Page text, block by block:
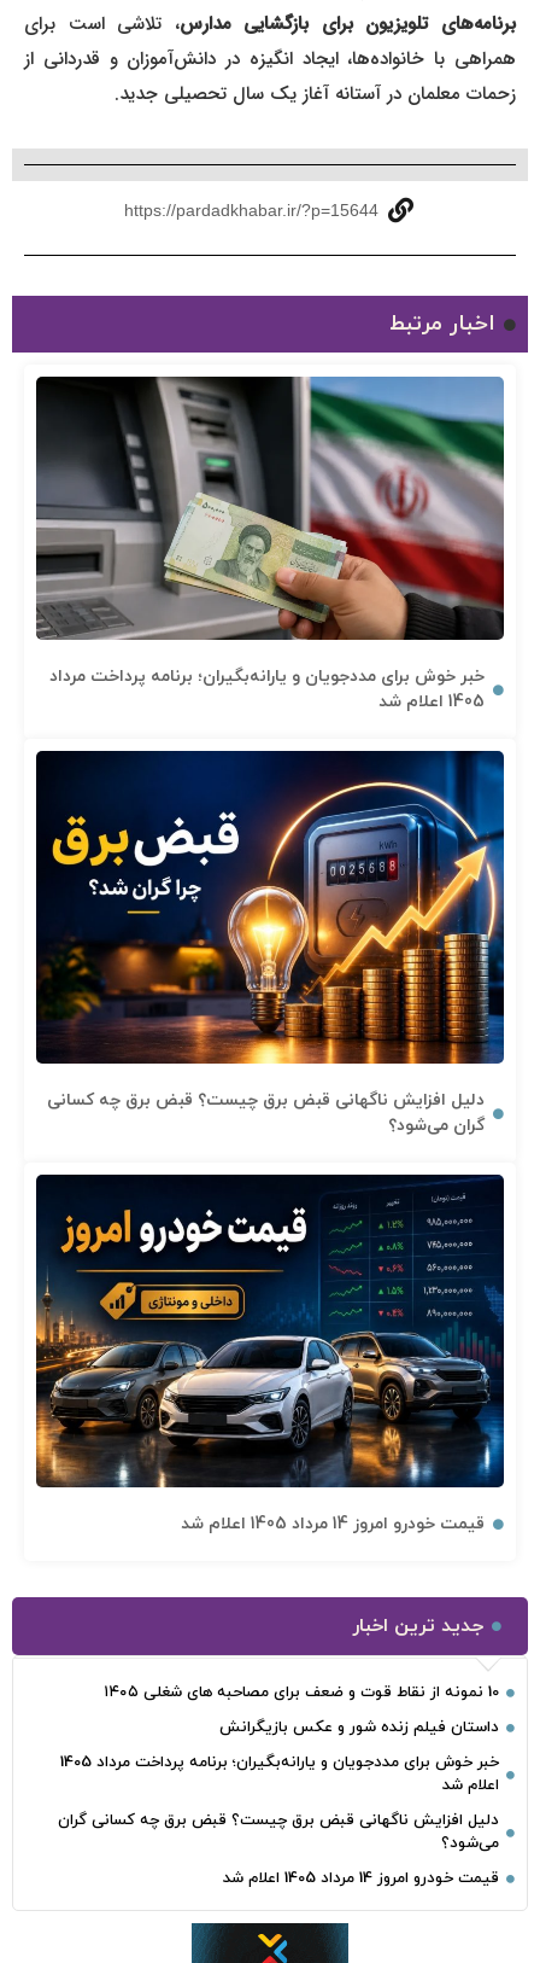
برنامه‌های تلویزیون برای بازگشایی مدارس، تلاشی است برای
همراهی با خانواده‌ها، ایجاد انگیزه در دانش‌آموزان و قدردانی از
زحمات معلمان در آستانه آغاز یک سال تحصیلی جدید.
https://pardadkhabar.ir/?p=15644
اخبار مرتبط
خبر خوش برای مددجویان و یارانه‌بگیران؛ برنامه پرداخت مرداد
1405 اعلام شد
دلیل افزایش ناگهانی قبض برق چیست؟ قبض برق چه کسانی
گران می‌شود؟
قیمت خودرو امروز 14 مرداد 1405 اعلام شد
جدید ترین اخبار
10 نمونه از نقاط قوت و ضعف برای مصاحبه‌ های شغلی ۱۴۰۵
داستان فیلم زنده شور و عکس بازیگرانش
خبر خوش برای مددجویان و یارانه‌بگیران؛ برنامه پرداخت مرداد 1405
اعلام شد
دلیل افزایش ناگهانی قبض برق چیست؟ قبض برق چه کسانی گران
می‌شود؟
قیمت خودرو امروز 14 مرداد 1405 اعلام شد